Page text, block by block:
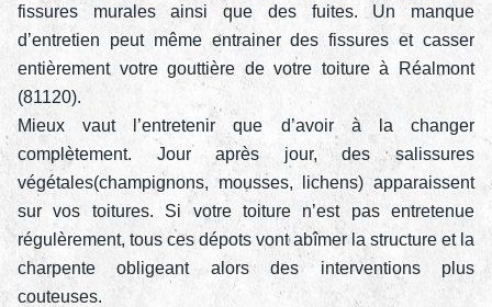
fissures murales ainsi que des fuites. Un manque
d’entretien peut même entrainer des fissures et casser
entièrement votre gouttière de votre toiture à Réalmont
(81120).
Mieux vaut l’entretenir que d’avoir à la changer
complètement. Jour après jour, des salissures
végétales(champignons, mousses, lichens) apparaissent
sur vos toitures. Si votre toiture n’est pas entretenue
régulèrement, tous ces dépots vont abîmer la structure et la
charpente obligeant alors des interventions plus
couteuses.